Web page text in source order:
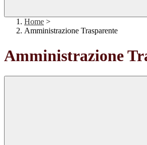
Home >
Amministrazione Trasparente
Amministrazione